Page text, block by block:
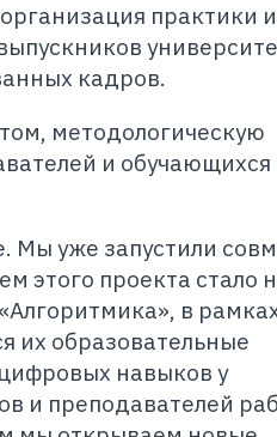
практики и
кадров.
методологическую
и обучающихся
Мы уже запустили
этого проекта стало
в
их образовательные
навыков у
и преподавателей